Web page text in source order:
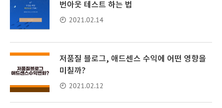
번아웃 테스트 하는 법
2021.02.14
저품질 블로그, 애드센스 수익에 어떤 영향을
미칠까?
2021.02.12